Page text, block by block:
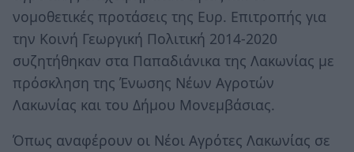
νομοθετικές προτάσεις της Ευρ. Επιτροπής για
την Κοινή Γεωργική Πολιτική 2014-2020
συζητήθηκαν στα Παπαδιάνικα της Λακωνίας με
πρόσκληση της Ένωσης Νέων Αγροτών
Λακωνίας και του Δήμου Μονεμβάσιας.
Όπως αναφέρουν οι Νέοι Αγρότες Λακωνίας σε